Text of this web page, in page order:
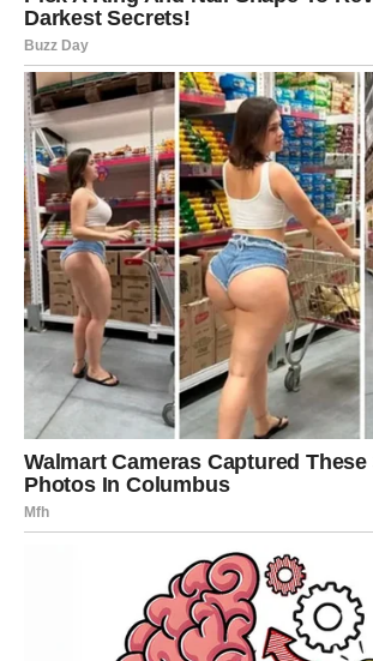
Lavovima dolazi veliki poslovni ili
Sve ono što ste dugo gradili sada
mjesto.
Vrijeme velikog obilja i sreće
Pred vama su veoma uspješni dani.
DJEVICA
Pred vama su dani tokom kojih ćete
veliko olakšanje.
Jedna odluka ili razgovor donose vam
sigurnosti.
Karma vam vraća unutrašnji
Pred vama su veoma posebni trenuci.